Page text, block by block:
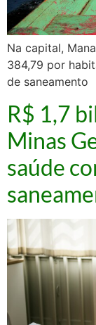
Na capital,
384,79 por
de saneamento
R$ 1,7
Minas
saúde